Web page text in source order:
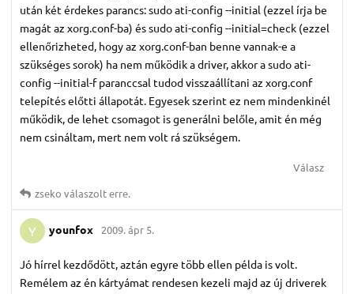
után két érdekes parancs: sudo ati-config --initial (ezzel írja be
magát az xorg.conf-ba) és sudo ati-config --initial=check (ezzel
ellenőrizheted, hogy az xorg.conf-ban benne vannak-e a
szükséges sorok) ha nem működik a driver, akkor a sudo ati-
config --initial-f paranccsal tudod visszaállítani az xorg.conf
telepítés előtti állapotát. Egyesek szerint ez nem mindenkinél
működik, de lehet csomagot is generálni belőle, amit én még
nem csináltam, mert nem volt rá szükségem.
Válasz
zseko válaszolt erre.
Y younfox 2009. ápr 5.
Jó hírrel kezdődött, aztán egyre több ellen példa is volt.
Remélem az én kártyámat rendesen kezeli majd az új driverek